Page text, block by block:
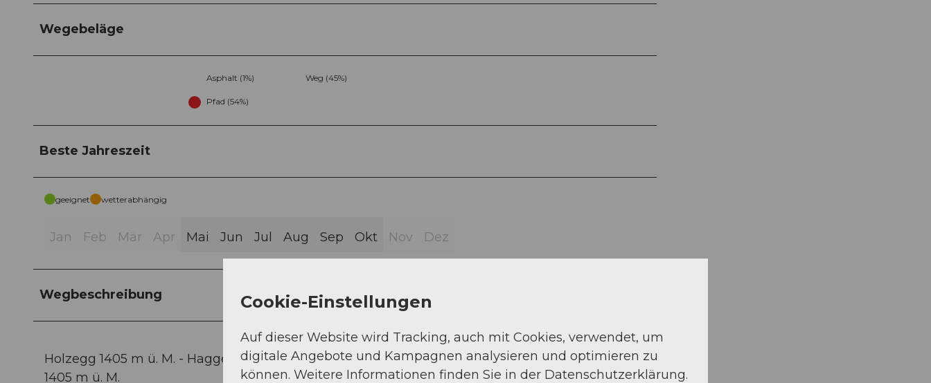
Wegebeläge
Asphalt (1%) Weg (45%)
Pfad (54%)
Beste Jahreszeit
geeignet wetterabhängig
Jan Feb Mär Apr Mai Jun Jul Aug Sep Okt Nov Dez
Wegbeschreibung
Holzegg 1405 m ü. M. - Haggenegg 1414 m ü. M. - Güntrigs 1122 m ü. M. - Hasli 1115 m ü. M. - Holzegg
1405 m ü. M.
Cookie-Einstellungen
Auf dieser Website wird Tracking, auch mit Cookies, verwendet, um
digitale Angebote und Kampagnen analysieren und optimieren zu
können. Weitere Informationen finden Sie in der Datenschutzerklärung.